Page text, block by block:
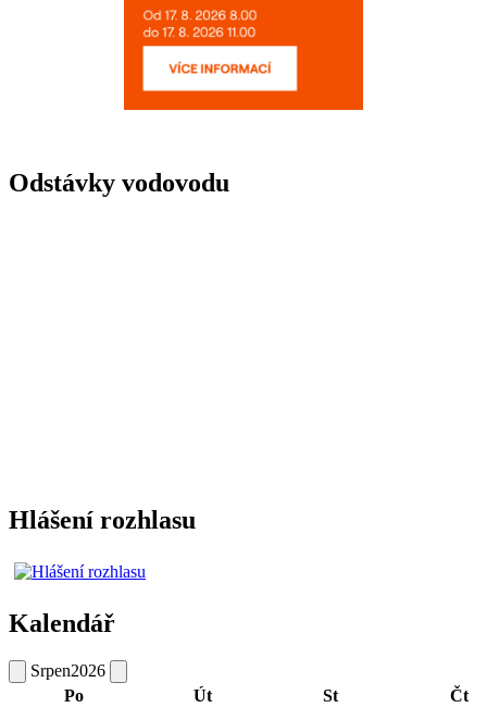
Odstávky vodovodu
Hlášení rozhlasu
Kalendář
Srpen2026
Po
Út St Čt